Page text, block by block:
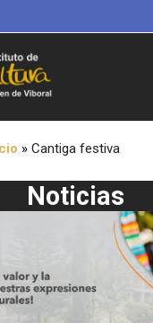
» Cantiga festiva
Noticias